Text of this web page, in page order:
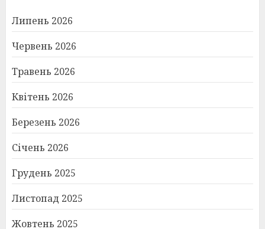
Липень 2026
Червень 2026
Травень 2026
Квітень 2026
Березень 2026
Січень 2026
Грудень 2025
Листопад 2025
Жовтень 2025